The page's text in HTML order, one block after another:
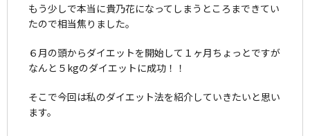
もう少しで本当に貴乃花になってしまうところまできてい
たので相当焦りました。
６月の頭からダイエットを開始して１ヶ月ちょっとですが
なんと５kgのダイエットに成功！！
そこで今回は私のダイエット法を紹介していきたいと思い
ます。